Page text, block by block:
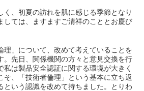
く、初夏の訪れを肌に感じる季節となり
しては、ますますご清祥のこととお慶び
理」について、改めて考えていることを
。先日、関係機関の方々と意見交換を行
私は製品安全認証に関する環境が大きく
そ、「技術者倫理」という基本に立ち返
という認識を改めて持ちました。とりわ